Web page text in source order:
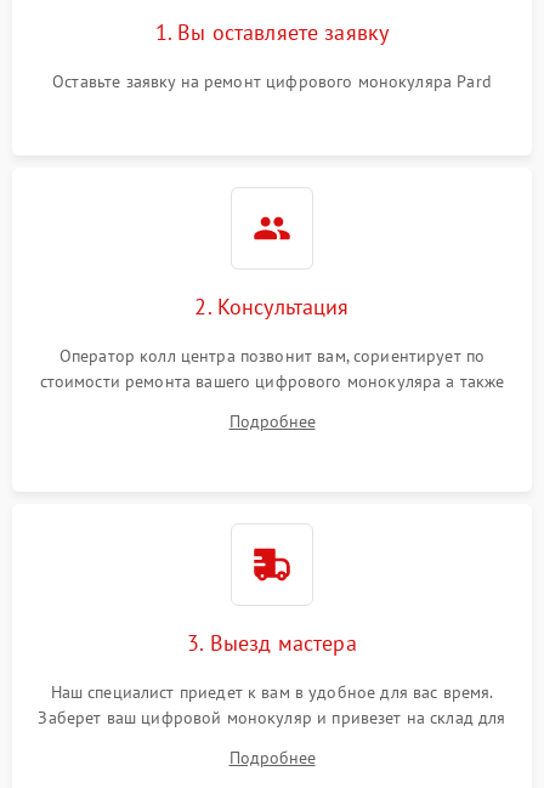
изображения
1000 ₽ Подробнее →
2000 ₽
Проблемы с заземлением 1000 ₽
Повреждение печатной
платы
2800 ₽
1. Вы оставляете заявку
Оставьте заявку на ремонт цифрового монокуляра Pard
2. Консультация
Оператор колл центра позвонит вам, сориентирует по
стоимости ремонта вашего цифрового монокуляра а также
Подробнее
3. Выезд мастера
Наш специалист приедет к вам в удобное для вас время.
Заберет ваш цифровой монокуляр и привезет на склад для
Подробнее